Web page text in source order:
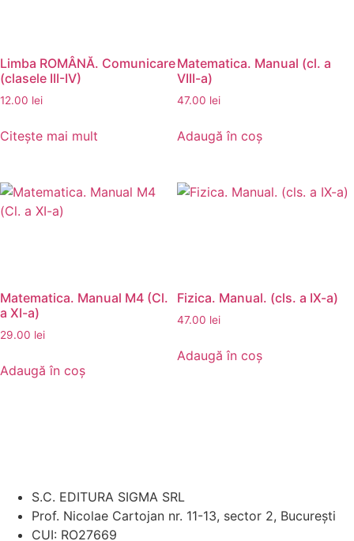
Limba ROMÂNĂ. Comunicare
(clasele III-IV)
12.00 lei
Citește mai mult
Matematica. Manual (cl. a
VIII-a)
47.00 lei
Adaugă în coș
Matematica. Manual M4 (Cl.
a XI-a)
29.00 lei
Adaugă în coș
Fizica. Manual. (cls. a IX-a)
47.00 lei
Adaugă în coș
S.C. EDITURA SIGMA SRL
Prof. Nicolae Cartojan nr. 11-13, sector 2, București
CUI: RO27669